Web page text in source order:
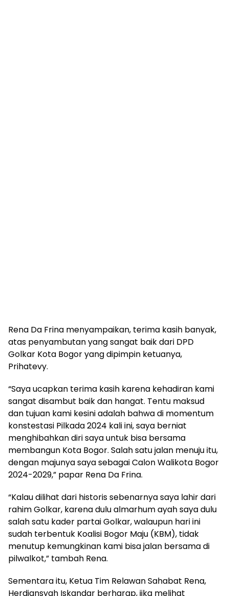
Rena Da Frina menyampaikan, terima kasih banyak,
atas penyambutan yang sangat baik dari DPD
Golkar Kota Bogor yang dipimpin ketuanya,
Prihatevy.
“Saya ucapkan terima kasih karena kehadiran kami
sangat disambut baik dan hangat. Tentu maksud
dan tujuan kami kesini adalah bahwa di momentum
konstestasi Pilkada 2024 kali ini, saya berniat
menghibahkan diri saya untuk bisa bersama
membangun Kota Bogor. Salah satu jalan menuju itu,
dengan majunya saya sebagai Calon Walikota Bogor
2024-2029,” papar Rena Da Frina.
“Kalau dilihat dari historis sebenarnya saya lahir dari
rahim Golkar, karena dulu almarhum ayah saya dulu
salah satu kader partai Golkar, walaupun hari ini
sudah terbentuk Koalisi Bogor Maju (KBM), tidak
menutup kemungkinan kami bisa jalan bersama di
pilwalkot,” tambah Rena.
Sementara itu, Ketua Tim Relawan Sahabat Rena,
Herdiansyah Iskandar berharap, jika melihat